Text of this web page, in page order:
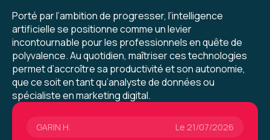
Porté par l’ambition de progresser, l’intelligence
artificielle se positionne comme un levier
incontournable pour les professionnels en quête de
polyvalence. Au quotidien, maîtriser ces technologies
permet d’accroître sa productivité et son autonomie,
que ce soit en tant qu’analyste de données ou
spécialiste en marketing digital.
5
d'en avoir manqué environ 2 x 30 mn à cause de
déconnexions suite à remise en rote
automatique du VPN. Le formateur ne voyait
pas mes déconnexions et j'ai perdu de ce fait
pas mal de ses explications. Dommage !
Toutefois le seconde fois, il a pris le temps sur
sa pause de me réexpliquer ce qu'il venait de
Formation : IA, les fondamentaux
GARIN H. Le 21/07/2026